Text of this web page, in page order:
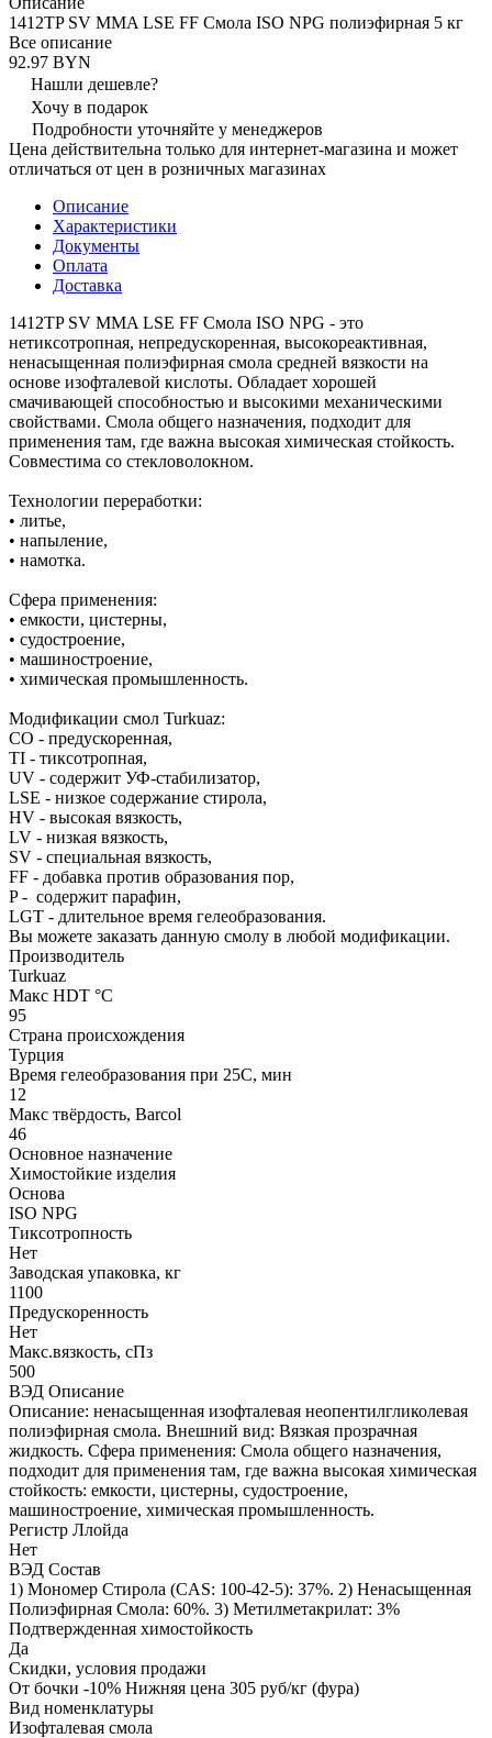
1412TP SV MMA LSE FF Смола ISO NPG полиэфирная 5 кг
Все описание
92.97 BYN
Нашли дешевле?
Хочу в подарок
Подробности уточняйте у менеджеров
Цена действительна только для интернет-магазина и может
отличаться от цен в розничных магазинах
Описание
Характеристики
Документы
Оплата
Доставка
1412TP SV MMA LSE FF Смола ISO NPG - это
нетиксотропная, непредускоренная, высокореактивная,
ненасыщенная полиэфирная смола средней вязкости на
основе изофталевой кислоты. Обладает хорошей
смачивающей способностью и высокими механическими
свойствами. Смола общего назначения, подходит для
применения там, где важна высокая химическая стойкость.
Совместима со стекловолокном.
Технологии переработки:
• литье,
• напыление,
• намотка.
Сфера применения:
• емкости, цистерны,
• судостроение,
• машиностроение,
• химическая промышленность.
Модификации смол Turkuaz:
CO - предускоренная,
TI - тиксотропная,
UV - содержит УФ-стабилизатор,
LSE - низкое содержание стирола,
HV - высокая вязкость,
LV - низкая вязкость,
SV - специальная вязкость,
FF - добавка против образования пор,
P - содержит парафин,
LGT - длительное время гелеобразования.
Вы можете заказать данную смолу в любой модификации.
Производитель
Turkuaz
Макс HDT °С
95
Страна происхождения
Турция
Время гелеобразования при 25С, мин
12
Макс твёрдость, Barcol
46
Основное назначение
Химостойкие изделия
Основа
ISO NPG
Тиксотропность
Нет
Заводская упаковка, кг
1100
Предускоренность
Нет
Макс.вязкoсть, сПз
500
ВЭД Описание
Описание: ненасыщенная изофталевая неопентилгликолевая
полиэфирная смола. Внешний вид: Вязкая прозрачная
жидкость. Сфера применения: Смола общего назначения,
подходит для применения там, где важна высокая химическая
стойкость: емкости, цистерны, судостроение,
машиностроение, химическая промышленность.
Регистр Ллойда
Нет
ВЭД Состав
1) Мономер Стирола (CAS: 100-42-5): 37%. 2) Ненасыщенная
Полиэфирная Смола: 60%. 3) Метилметакрилат: 3%
Подтвержденная химостойкость
Да
Скидки, условия продажи
От бочки -10% Нижняя цена 305 руб/кг (фура)
Вид номенклатуры
Изофталевая смола